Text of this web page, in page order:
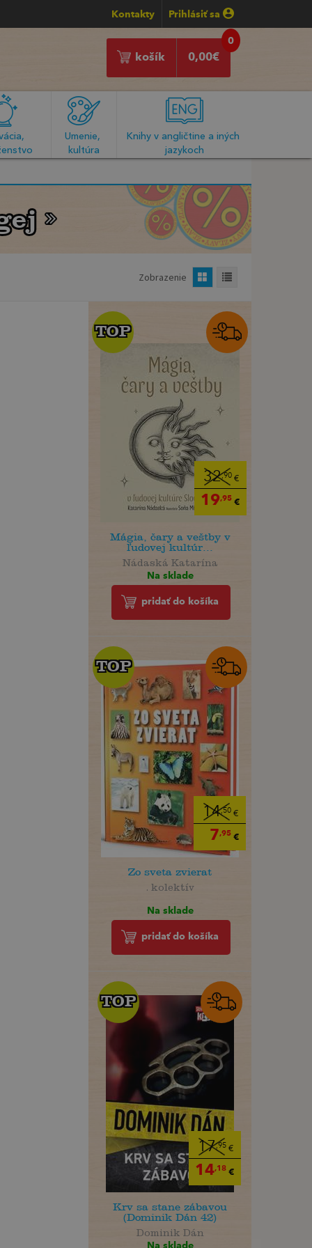
Kontakty Prihlásiť sa
0
0,00€
košík
Umenie,
kultúra
Knihy v angličtine a iných
jazykoch
Zobrazenie
32,90€
19,95€
TOP
TOP
Mágia, čary a veštby v
ľudovej kultúr...
Nádaská Katarína
Na sklade
pridať do košíka
14,50€
7,95€
TOP
TOP
Zo sveta zvierat
. kolektív
Na sklade
pridať do košíka
17,95€
14,18€
TOP
TOP
Krv sa stane zábavou
(Dominik Dán 42)
Dominik Dán
Na sklade